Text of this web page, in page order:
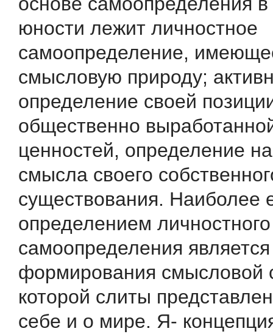
юности лежит личностное
самоопределение,
смысловую природу;
определение своей
общественно
ценностей, определение
смысла своего
существования. Наиболее
определением личностного
самоопределения
формирования смысловой
которой слиты
себе и о мире. Я-